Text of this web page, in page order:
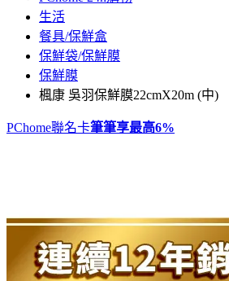
生活
餐具/保鮮盒
保鮮袋/保鮮膜
保鮮膜
楓康 吳羽保鮮膜22cmX20m (中)
PChome聯名卡筆筆享最高6%